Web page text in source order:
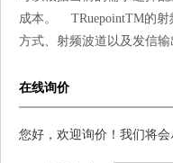
成本。 TRuepointTM的射
方式、射频波道以及发信
在线询价
您好，欢迎询价！我们将会